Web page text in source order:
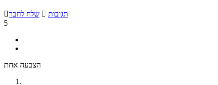
שלח לחבר  תגובות
5
הצבעה אחת